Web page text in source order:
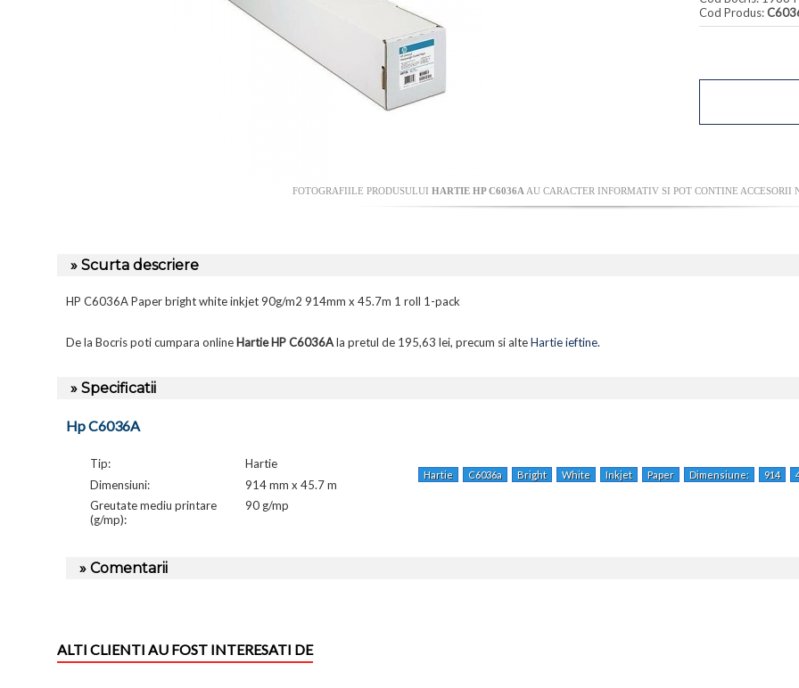
Cod Produs:
FOTOGRAFIILE PRODUSULUI HARTIE HP C6036AAU CARACTER INFORMATIV SI POT CONTINE ACCESORII
» Scurta descriere
HP C6036A Paper bright white inkjet 90g/m2 914mm x 45.7m 1 roll 1-pack
De la Bocris poti cumpara online Hartie HP C6036Ala pretul de 195,63 lei, precum si alteHartie ieftine.
» Specificatii
Hp C6036A
Tip:
Hartie
Dimensiuni:
914 mm x 45.7 m
Greutate mediu printare
(g/mp):
90 g/mp
Hartie C6036a Bright White Inkjet Paper Dimensiune: 914
» Comentarii
ALTI CLIENTI AU FOST INTERESATI DE